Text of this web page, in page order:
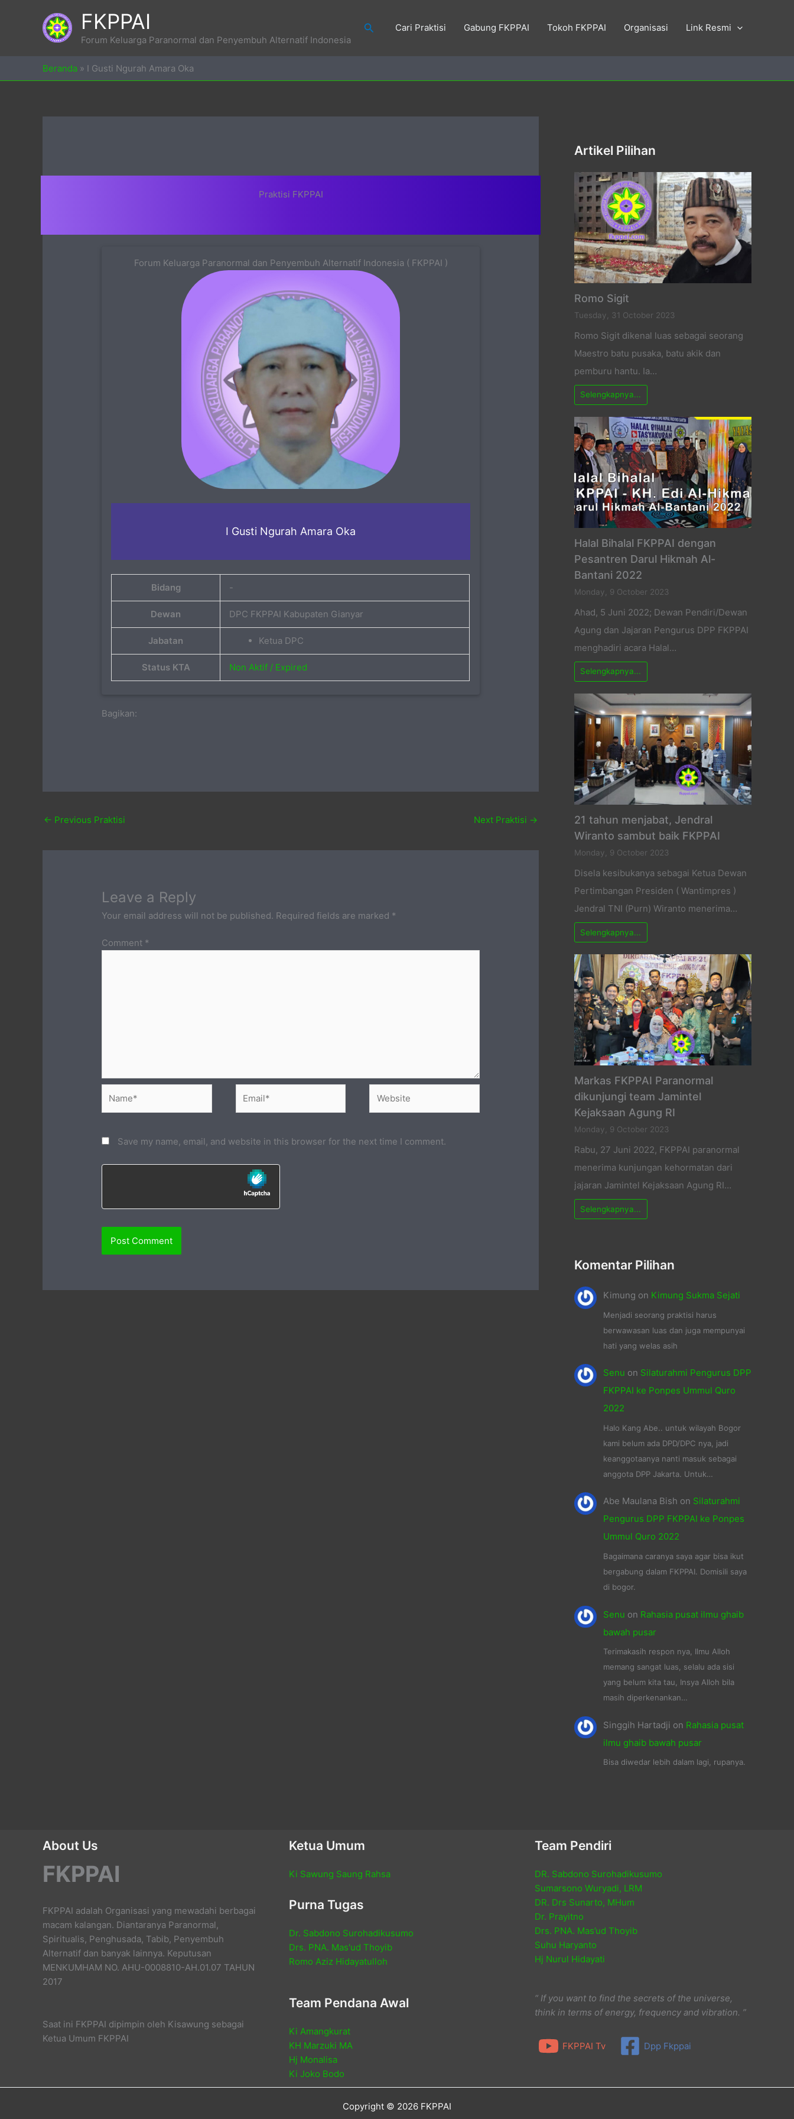
FKPPAI
Forum Keluarga Paranormal dan Penyembuh Alternatif Indonesia
SearchCari Praktisi Gabung FKPPAI Tokoh FKPPAI Organisasi Link Resmi
Beranda » I Gusti Ngurah Amara Oka
Praktisi FKPPAI
Forum Keluarga Paranormal dan Penyembuh Alternatif Indonesia ( FKPPAI )
I Gusti Ngurah Amara Oka
Bidang -
Dewan DPC FKPPAI Kabupaten Gianyar
Jabatan Ketua DPC
Status KTA Non Aktif / Expired
Bagikan:
← Previous Praktisi Next Praktisi →
Leave a Reply
Your email address will not be published. Required fields are marked *
Comment *
Save my name, email, and website in this browser for the next time I comment.
Artikel Pilihan
Romo Sigit
Tuesday, 31 October 2023
Romo Sigit dikenal luas sebagai seorang
Maestro batu pusaka, batu akik dan
pemburu hantu. Ia…
Selengkapnya...
Halal Bihalal FKPPAI dengan
Pesantren Darul Hikmah Al-
Bantani 2022
Monday, 9 October 2023
Ahad, 5 Juni 2022; Dewan Pendiri/Dewan
Agung dan Jajaran Pengurus DPP FKPPAI
menghadiri acara Halal…
Selengkapnya...
21 tahun menjabat, Jendral
Wiranto sambut baik FKPPAI
Monday, 9 October 2023
Disela kesibukanya sebagai Ketua Dewan
Pertimbangan Presiden ( Wantimpres )
Jendral TNI (Purn) Wiranto menerima…
Selengkapnya...
Markas FKPPAI Paranormal
dikunjungi team Jamintel
Kejaksaan Agung RI
Monday, 9 October 2023
Rabu, 27 Juni 2022, FKPPAI paranormal
menerima kunjungan kehormatan dari
jajaran Jamintel Kejaksaan Agung RI…
Selengkapnya...
Komentar Pilihan
Kimung on Kimung Sukma Sejati
Menjadi seorang praktisi harus
berwawasan luas dan juga mempunyai
hati yang welas asih
Senu on Silaturahmi Pengurus DPP
FKPPAI ke Ponpes Ummul Quro
2022
Halo Kang Abe.. untuk wilayah Bogor
kami belum ada DPD/DPC nya, jadi
keanggotaanya nanti masuk sebagai
anggota DPP Jakarta. Untuk…
Abe Maulana Bish on Silaturahmi
Pengurus DPP FKPPAI ke Ponpes
Ummul Quro 2022
Bagaimana caranya saya agar bisa ikut
bergabung dalam FKPPAI. Domisili saya
di bogor.
Senu on Rahasia pusat ilmu ghaib
bawah pusar
Terimakasih respon nya, Ilmu Alloh
memang sangat luas, selalu ada sisi
yang belum kita tau, Insya Alloh bila
masih diperkenankan…
Singgih Hartadji on Rahasia pusat
ilmu ghaib bawah pusar
Bisa diwedar lebih dalam lagi, rupanya.
About Us
FKPPAI
FKPPAI adalah Organisasi yang mewadahi berbagai
macam kalangan. Diantaranya Paranormal,
Spiritualis, Penghusada, Tabib, Penyembuh
Alternatif dan banyak lainnya. Keputusan
MENKUMHAM NO. AHU-0008810-AH.01.07 TAHUN
2017
Saat ini FKPPAI dipimpin oleh Kisawung sebagai
Ketua Umum FKPPAI
Ketua Umum
Ki Sawung Saung Rahsa
Purna Tugas
Dr. Sabdono Surohadikusumo
Drs. PNA. Mas'ud Thoyib
Romo Aziz Hidayatulloh
Team Pendana Awal
Ki Amangkurat
KH Marzuki MA
Hj Monalisa
Ki Joko Bodo
Team Pendiri
DR. Sabdono Surohadikusumo
Sumarsono Wuryadi, LRM
DR. Drs Sunarto, MHum
Dr. Prayitno
Drs. PNA. Mas’ud Thoyib
Suhu Haryanto
Hj Nurul Hidayati
“ If you want to find the secrets of the universe,
think in terms of energy, frequency and vibration. ”
FKPPAI Tv Dpp Fkppai
Copyright © 2026 FKPPAI